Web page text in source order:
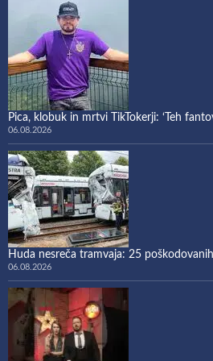
Pica, klobuk in mrtvi TikTokerji: ‘Teh
06.08.2026
Huda nesreča tramvaja: 25
06.08.2026